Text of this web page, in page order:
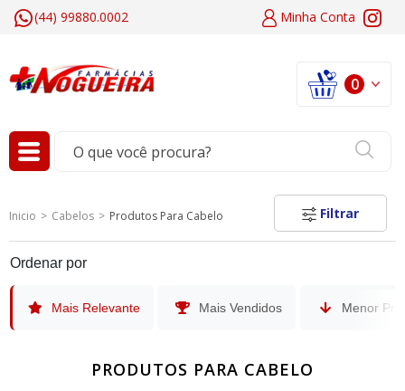
Minha Conta
(44) 99880.0002
0
Filtrar
Inicio Cabelos Produtos Para Cabelo
Ordenar por
Mais Relevante Mais Vendidos Menor
PRODUTOS PARA CABELO